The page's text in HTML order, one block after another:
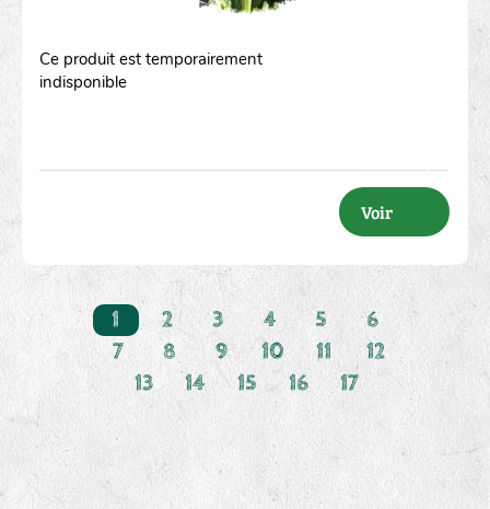
Ce produit est temporairement
indisponible
Voir
1 2 3 4 5
6
7
8 9 10 11
12
13
14 15 16 17